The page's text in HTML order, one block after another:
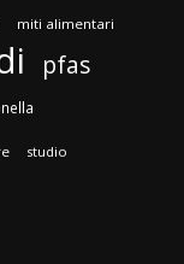
miti alimentari
pfas
studio